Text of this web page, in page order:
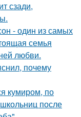
сзади,
- один из самых
семья
любви.
почему
кумиром, по
после